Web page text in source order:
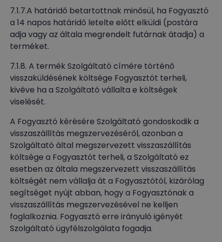
7.1.7.A határidő betartottnak minősül, ha Fogyasztó
a 14 napos határidő letelte előtt elküldi (postára
adja vagy az általa megrendelt futárnak átadja) a
terméket.
7.1.8. A termék Szolgáltató címére történő
visszaküldésének költsége Fogyasztót terheli,
kivéve ha a Szolgáltató vállalta e költségek
viselését.
A Fogyasztó kérésére Szolgáltató gondoskodik a
visszaszállítás megszervezéséről, azonban a
Szolgáltató által megszervezett visszaszállítás
költsége a Fogyasztót terheli, a Szolgáltató ez
esetben az általa megszervezett visszaszállítás
költségét nem vállalja át a Fogyasztótól, kizárólag
segítséget nyújt abban, hogy a Fogyasztónak a
visszaszállítás megszervezésével ne kelljen
foglalkoznia. Fogyasztó erre irányuló igényét
Szolgáltató ügyfélszolgálata fogadja.